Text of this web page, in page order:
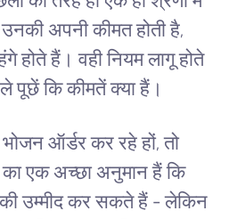
अपनी कीमत होती है,
होते हैं। वही नियम लागू होते
पूछें कि कीमतें क्या हैं।
ऑर्डर कर रहे हों, तो
का एक अच्छा अनुमान हैं कि
उम्मीद कर सकते हैं - लेकिन